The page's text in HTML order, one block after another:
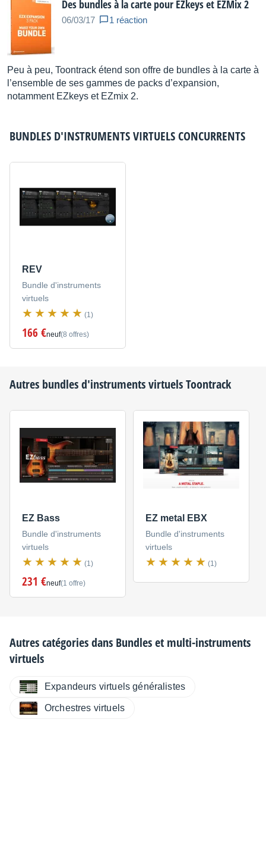
Des bundles à la carte pour EZkeys et EZMix 2
06/03/17 1 réaction
Peu à peu, Toontrack étend son offre de bundles à la carte à
l’ensemble de ses gammes de packs d’expansion,
notamment EZkeys et EZmix 2.
BUNDLES D'INSTRUMENTS VIRTUELSCONCURRENTS
REV
Bundle d'instruments
virtuels
(1)
166 €neuf(8 offres)
Autres bundles d'instruments virtuelsToontrack
EZ Bass
Bundle d'instruments
virtuels
(1)
231 €neuf(1 offre)
EZ metal EBX
Bundle d'instruments
virtuels
(1)
Autres catégories dans Bundles et multi-instruments
virtuels
Expandeurs virtuels généralistes
Orchestres virtuels